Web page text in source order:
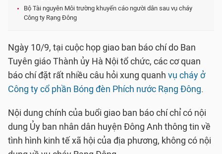
Bộ Tài nguyên Môi trường khuyến cáo người dân sau vụ cháy
Công ty Rạng Đông
Ngày 10/9, tại cuộc họp giao ban báo chí do Ban
Tuyên giáo Thành ủy Hà Nội tổ chức, các cơ quan
báo chí đặt rất nhiều câu hỏi xung quanh vụ cháy ở
Công ty cổ phần Bóng đèn Phích nước Rạng Đông.
Nội dung chính của buổi giao ban báo chí chỉ có nội
dung Ủy ban nhân dân huyện Đông Anh thông tin về
tình hình kinh tế xã hội của địa phương, không có nội